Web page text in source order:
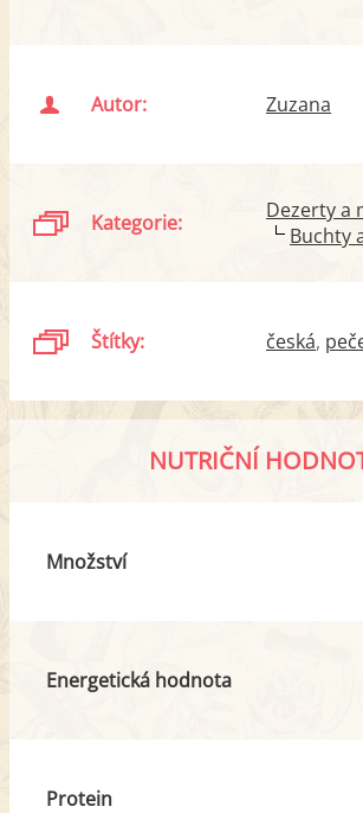
Autor: Zuzana
Kategorie:
Dezerty a
Buchty
Štítky: česká
NUTRIČNÍ
Množství
Energetická hodnota
Protein